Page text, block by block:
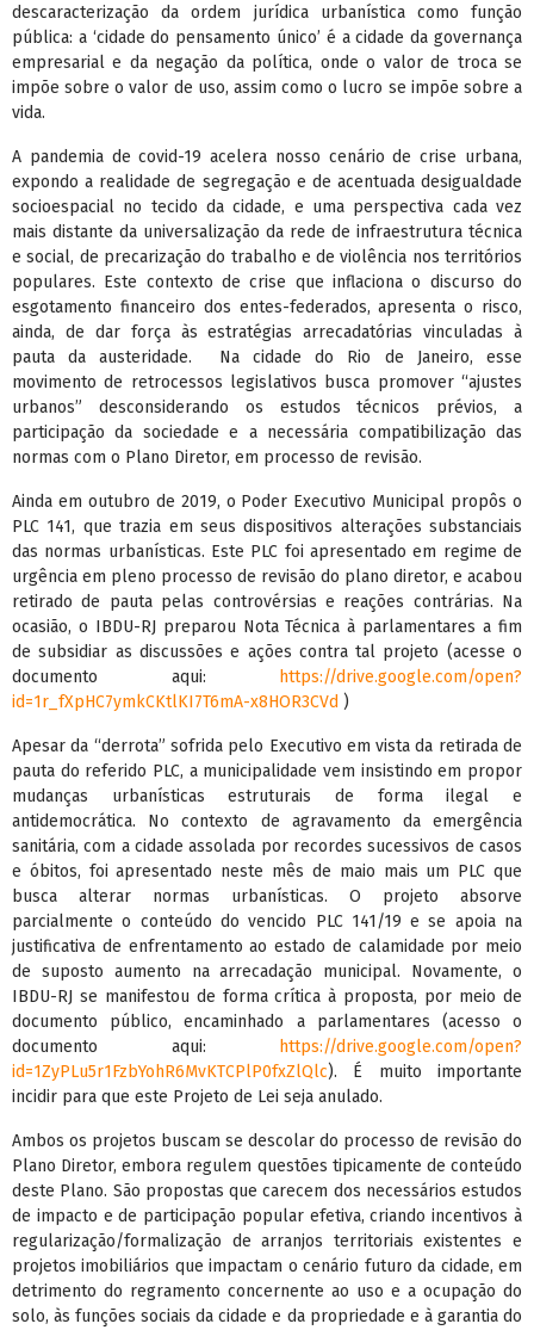
descaracterização da ordem jurídica urbanística como função
pública: a ‘cidade do pensamento único’ é a cidade da governança
empresarial e da negação da política, onde o valor de troca se
impõe sobre o valor de uso, assim como o lucro se impõe sobre a
vida.
A pandemia de covid-19 acelera nosso cenário de crise urbana,
expondo a realidade de segregação e de acentuada desigualdade
socioespacial no tecido da cidade, e uma perspectiva cada vez
mais distante da universalização da rede de infraestrutura técnica
e social, de precarização do trabalho e de violência nos territórios
populares. Este contexto de crise que inflaciona o discurso do
esgotamento financeiro dos entes-federados, apresenta o risco,
ainda, de dar força às estratégias arrecadatórias vinculadas à
pauta da austeridade. Na cidade do Rio de Janeiro, esse
movimento de retrocessos legislativos busca promover “ajustes
urbanos” desconsiderando os estudos técnicos prévios, a
participação da sociedade e a necessária compatibilização das
normas com o Plano Diretor, em processo de revisão.
Ainda em outubro de 2019, o Poder Executivo Municipal propôs o
PLC 141, que trazia em seus dispositivos alterações substanciais
das normas urbanísticas. Este PLC foi apresentado em regime de
urgência em pleno processo de revisão do plano diretor, e acabou
retirado de pauta pelas controvérsias e reações contrárias. Na
ocasião, o IBDU-RJ preparou Nota Técnica à parlamentares a fim
de subsidiar as discussões e ações contra tal projeto (acesse o
documento aqui:
https://drive.google.com/open?
id=1r_fXpHC7ymkCKtlKI7T6mA-x8HOR3CVd )
Apesar da “derrota” sofrida pelo Executivo em vista da retirada de
pauta do referido PLC, a municipalidade vem insistindo em propor
mudanças urbanísticas estruturais de forma ilegal e
antidemocrática. No contexto de agravamento da emergência
sanitária, com a cidade assolada por recordes sucessivos de casos
e óbitos, foi apresentado neste mês de maio mais um PLC que
busca alterar normas urbanísticas. O projeto absorve
parcialmente o conteúdo do vencido PLC 141/19 e se apoia na
justificativa de enfrentamento ao estado de calamidade por meio
de suposto aumento na arrecadação municipal. Novamente, o
IBDU-RJ se manifestou de forma crítica à proposta, por meio de
documento público, encaminhado a parlamentares (acesso o
documento aqui:
https://drive.google.com/open?
id=1ZyPLu5r1FzbYohR6MvKTCPlP0fxZlQlc). É muito importante
incidir para que este Projeto de Lei seja anulado.
Ambos os projetos buscam se descolar do processo de revisão do
Plano Diretor, embora regulem questões tipicamente de conteúdo
deste Plano. São propostas que carecem dos necessários estudos
de impacto e de participação popular efetiva, criando incentivos à
regularização/formalização de arranjos territoriais existentes e
projetos imobiliários que impactam o cenário futuro da cidade, em
detrimento do regramento concernente ao uso e a ocupação do
solo, às funções sociais da cidade e da propriedade e à garantia do